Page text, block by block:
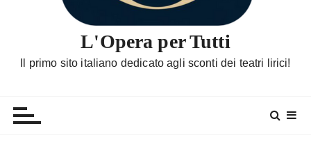
L'Opera per Tutti
Il primo sito italiano dedicato agli sconti dei teatri lirici!